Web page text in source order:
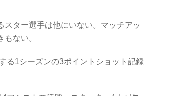
ター選手は他にいない。マッチアッ
ない。
る1シーズンの3ポイントショット記録